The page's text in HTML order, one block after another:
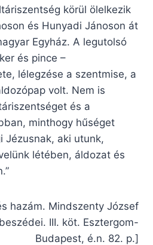
körül ölelkezik
és Hunyadi Jánoson át
Egyház. A legutolsó
és pince –
lélegzése a szentmise, a
volt. Nem is
és a
minthogy hűséget
Jézusnak, aki utunk,
létében, áldozat és
hazám. Mindszenty József
III. köt. Esztergom-
Budapest, é.n. 82. p.]